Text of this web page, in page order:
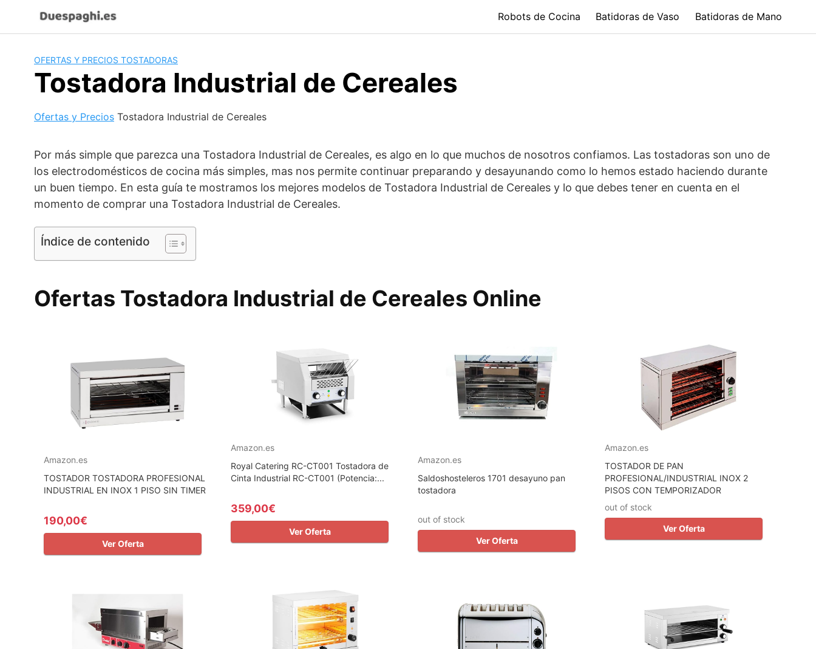
contenido
Robots de Cocina Batidoras de Vaso Batidoras de Mano
OFERTAS Y PRECIOS TOSTADORAS
Tostadora Industrial de Cereales
Ofertas y Precios Tostadora Industrial de Cereales
Por más simple que parezca una Tostadora Industrial de Cereales, es algo en lo que muchos de nosotros confiamos. Las tostadoras son uno de
los electrodomésticos de cocina más simples, mas nos permite continuar preparando y desayunando como lo hemos estado haciendo durante
un buen tiempo. En esta guía te mostramos los mejores modelos de Tostadora Industrial de Cereales y lo que debes tener en cuenta en el
momento de comprar una Tostadora Industrial de Cereales.
Índice de contenido
Ofertas Tostadora Industrial de Cereales Online
Amazon.es
TOSTADOR TOSTADORA PROFESIONAL
INDUSTRIAL EN INOX 1 PISO SIN TIMER
190,00€
Ver Oferta
Amazon.es
Royal Catering RC-CT001 Tostadora de
Cinta Industrial RC-CT001 (Potencia:...
359,00€
Ver Oferta
Amazon.es
Saldoshosteleros 1701 desayuno pan
tostadora
out of stock
Ver Oferta
Amazon.es
TOSTADOR DE PAN
PROFESIONAL/INDUSTRIAL INOX 2
PISOS CON TEMPORIZADOR
out of stock
Ver Oferta